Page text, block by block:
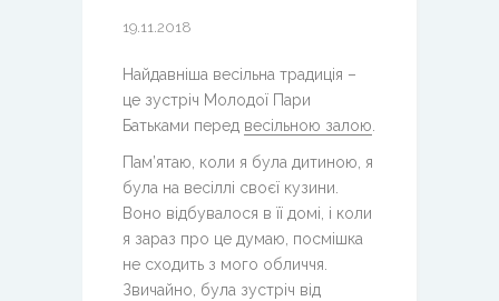
19.11.2018
Найдавніша весільна традиція –
це зустріч Молодої Пари
Батьками перед весільною залою.
Пам’ятаю, коли я була дитиною, я
була на весіллі своєї кузини.
Воно відбувалося в її домі, і коли
я зараз про це думаю, посмішка
не сходить з мого обличчя.
Звичайно, була зустріч від